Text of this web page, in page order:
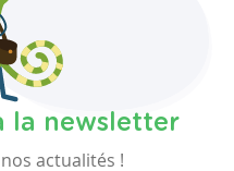
la newsletter
actualités !